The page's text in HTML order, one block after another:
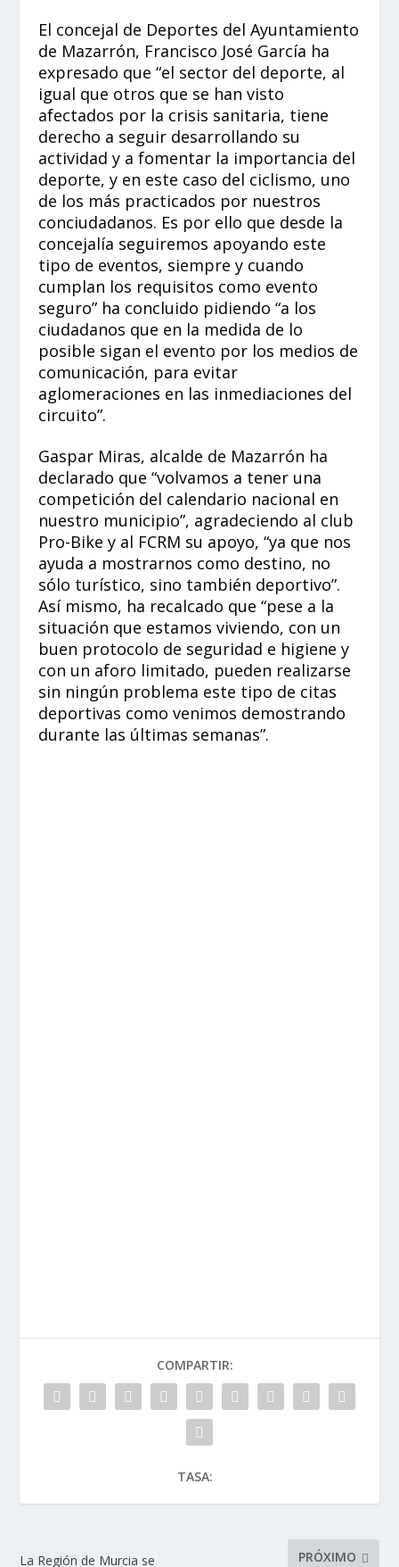
El concejal de Deportes del Ayuntamiento
de Mazarrón, Francisco José García ha
expresado que “el sector del deporte, al
igual que otros que se han visto
afectados por la crisis sanitaria, tiene
derecho a seguir desarrollando su
actividad y a fomentar la importancia del
deporte, y en este caso del ciclismo, uno
de los más practicados por nuestros
conciudadanos. Es por ello que desde la
concejalía seguiremos apoyando este
tipo de eventos, siempre y cuando
cumplan los requisitos como evento
seguro” ha concluido pidiendo “a los
ciudadanos que en la medida de lo
posible sigan el evento por los medios de
comunicación, para evitar
aglomeraciones en las inmediaciones del
circuito”.
Gaspar Miras, alcalde de Mazarrón ha
declarado que “volvamos a tener una
competición del calendario nacional en
nuestro municipio”, agradeciendo al club
Pro-Bike y al FCRM su apoyo, “ya que nos
ayuda a mostrarnos como destino, no
sólo turístico, sino también deportivo”.
Así mismo, ha recalcado que “pese a la
situación que estamos viviendo, con un
buen protocolo de seguridad e higiene y
con un aforo limitado, pueden realizarse
sin ningún problema este tipo de citas
deportivas como venimos demostrando
durante las últimas semanas”.
COMPARTIR:
TASA:
La Región de Murcia se PRÓXIMO